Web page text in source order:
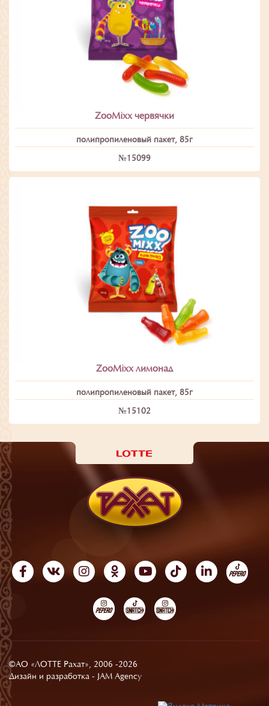
ZooMixx червячки
полипропиленовый пакет, 85г
№15099
ZooMixx лимонад
полипропиленовый пакет, 85г
№15102
©АО «ЛОТТЕ Рахат», 2006 -2026
Дизайн и разработка - JAM Agency